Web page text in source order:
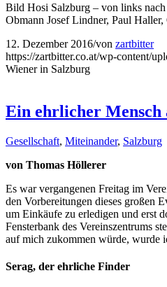
Bild Hosi Salzburg – von links nach
Obmann Josef Lindner, Paul
12. Dezember 2016/von zartbitter
https://zartbitter.co.at/wp-content/
Wiener in Salzburg
Ein ehrlicher Mensch
Gesellschaft, Miteinander, Salzburg
von Thomas Höllerer
Es war vergangenen Freitag im
den Vorbereitungen dieses großen
um Einkäufe zu erledigen und erst
Fensterbank des Vereinszentrums
auf mich zukommen würde, wurde
Serag, der ehrliche Finder